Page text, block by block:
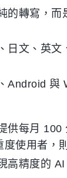
的轉寫，
日文、英文
Android 與
供每月 100
使用者，
高精度的